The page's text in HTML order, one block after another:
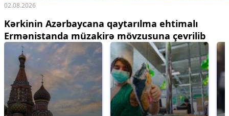
02.08.2026
Kərkinin Azərbaycana qaytarılma ehtimalı
Ermənistanda müzakirə mövzusuna çevrilib